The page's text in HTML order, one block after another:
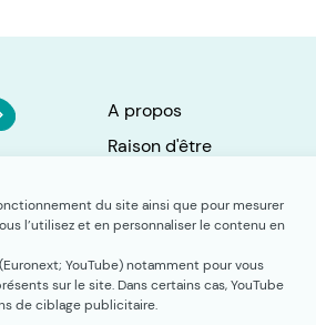
du site ainsi que pour mesurer
l’utilisez et en personnaliser le contenu en
YouTube) notamment pour vous
sur le site. Dans certains cas, YouTube
de ciblage publicitaire.
A propos
Raison d'être
Actualités